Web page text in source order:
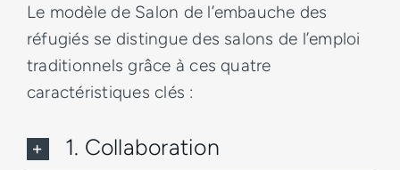
Le modèle de Salon de l’embauche des
réfugiés se distingue des salons de l’emploi
traditionnels grâce à ces quatre
caractéristiques clés :
1. Collaboration